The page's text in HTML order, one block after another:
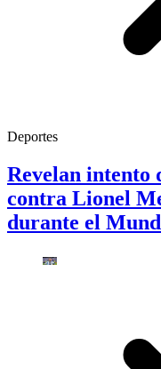
Deportes
Revelan intento
contra Lionel
durante el